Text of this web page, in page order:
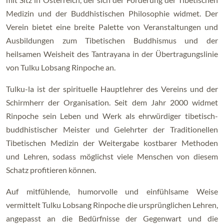
Medizin und der Buddhistischen Philosophie widmet. Der
Verein bietet eine breite Palette von Veranstaltungen und
Ausbildungen zum Tibetischen Buddhismus und der
heilsamen Weisheit des Tantrayana in der Übertragungslinie
von Tulku Lobsang Rinpoche an.
Tulku-la ist der spirituelle Hauptlehrer des Vereins und der
Schirmherr der Organisation. Seit dem Jahr 2000 widmet
Rinpoche sein Leben und Werk als ehrwürdiger tibetisch-
buddhistischer Meister und Gelehrter der Traditionellen
Tibetischen Medizin der Weitergabe kostbarer Methoden
und Lehren, sodass möglichst viele Menschen von diesem
Schatz profitieren können.
Auf mitfühlende, humorvolle und einfühlsame Weise
vermittelt Tulku Lobsang Rinpoche die ursprünglichen Lehren,
angepasst an die Bedürfnisse der Gegenwart und die